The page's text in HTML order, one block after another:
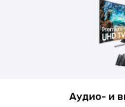
Аудио- и